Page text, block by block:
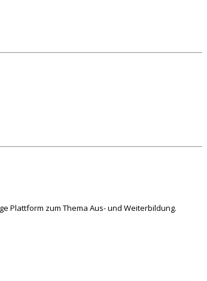
Plattform zum Thema Aus- und Weiterbildung.